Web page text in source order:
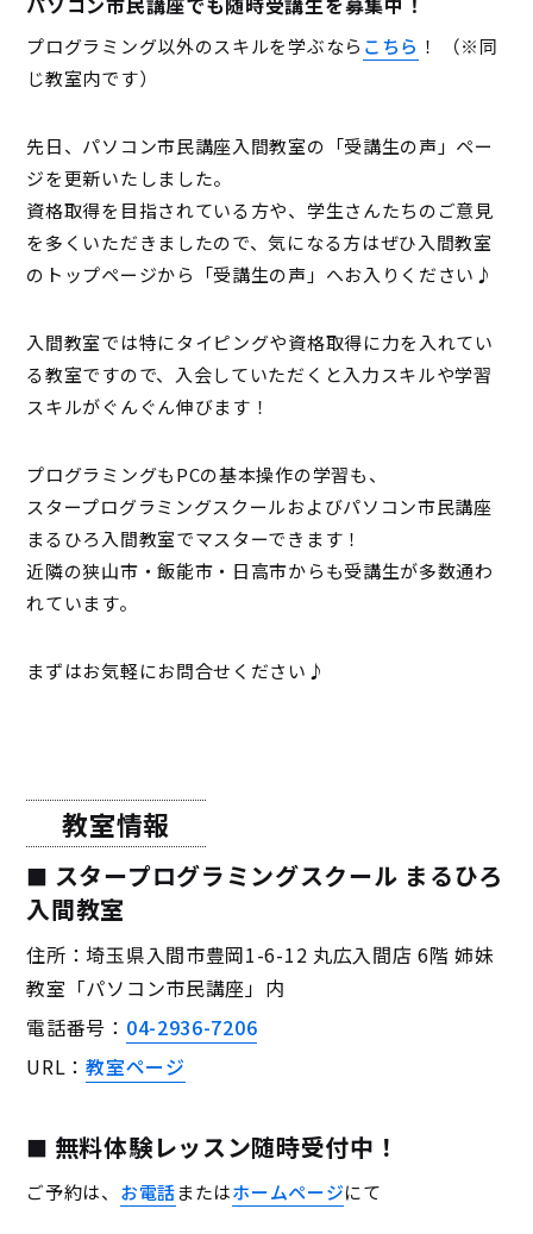
プログラミング以外のスキルを学ぶなら こちら ！ （※同
じ教室内です）
先日、パソコン市民講座入間教室の「受講生の声」ペー
ジを更新いたしました。
資格取得を目指されている方や、学生さんたちのご意見
を多くいただきましたので、気になる方はぜひ入間教室
のトップページから「受講生の声」へお入りください♪
入間教室では特にタイピングや資格取得に力を入れてい
る教室ですので、入会していただくと入力スキルや学習
スキルがぐんぐん伸びます！
プログラミングもPCの基本操作の学習も、
スタープログラミングスクールおよびパソコン市民講座
まるひろ入間教室でマスターできます！
近隣の狭山市・飯能市・日高市からも受講生が多数通わ
れています。
まずはお気軽にお問合せください♪
教室情報
スタープログラミングスクール まるひろ
入間教室
住所：埼玉県入間市豊岡1-6-12 丸広入間店 6階 姉妹
教室「パソコン市民講座」内
電話番号： 04-2936-7206
URL：教室ページ
無料体験レッスン随時受付中！
ご予約は、 お電話またはホームページにて